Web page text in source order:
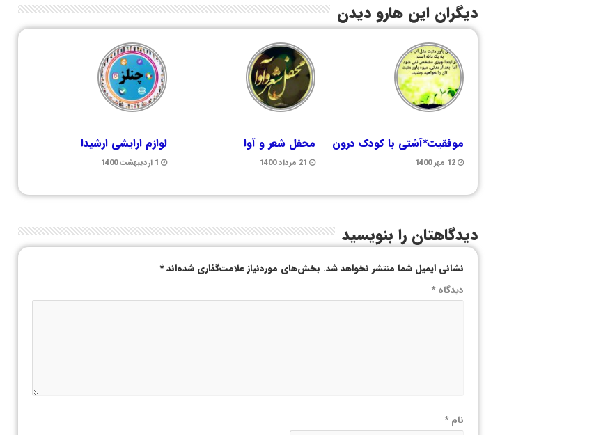
دیگران این هارو دیدن
موفقیت*آشتی با کودک درون
12 مهر 1400
محفل شعر و آوا
21 مرداد 1400
لوازم ارایشی ارشیدا
1 اردیبهشت 1400
دیدگاهتان را بنویسید
نشانی ایمیل شما منتشر نخواهد شد. بخش‌های موردنیاز علامت‌گذاری شده‌اند*
دیدگاه*
نام*